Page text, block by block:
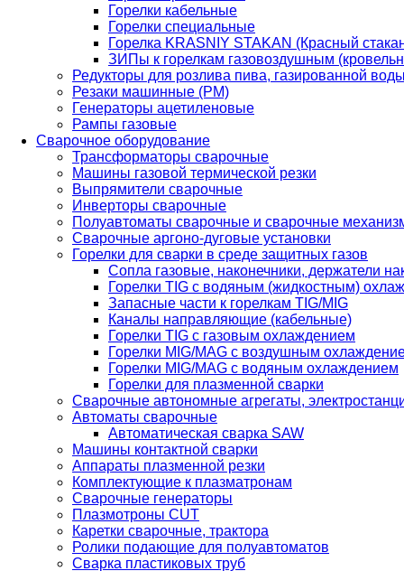
Горелки кабельные
Горелки специальные
Горелка KRASNIY STAKAN (Красный
ЗИПы к горелкам газовоздушным
Редукторы для розлива пива, газированной
Резаки машинные (РМ)
Генераторы ацетиленовые
Рампы газовые
Сварочное оборудование
Трансформаторы сварочные
Машины газовой термической резки
Выпрямители сварочные
Инверторы сварочные
Полуавтоматы сварочные и сварочные
Сварочные аргоно-дуговые установки
Горелки для сварки в среде защитных газов
Сопла газовые, наконечники, держатели
Горелки TIG с водяным (жидкостным)
Запасные части к горелкам TIG/MIG
Каналы направляющие (кабельные)
Горелки TIG с газовым охлаждением
Горелки MIG/MAG с воздушным
Горелки MIG/MAG с водяным охлаждением
Горелки для плазменной сварки
Сварочные автономные агрегаты,
Автоматы сварочные
Автоматическая сварка SAW
Машины контактной сварки
Аппараты плазменной резки
Комплектующие к плазматронам
Сварочные генераторы
Плазмотроны CUT
Каретки сварочные, трактора
Ролики подающие для полуавтоматов
Сварка пластиковых труб